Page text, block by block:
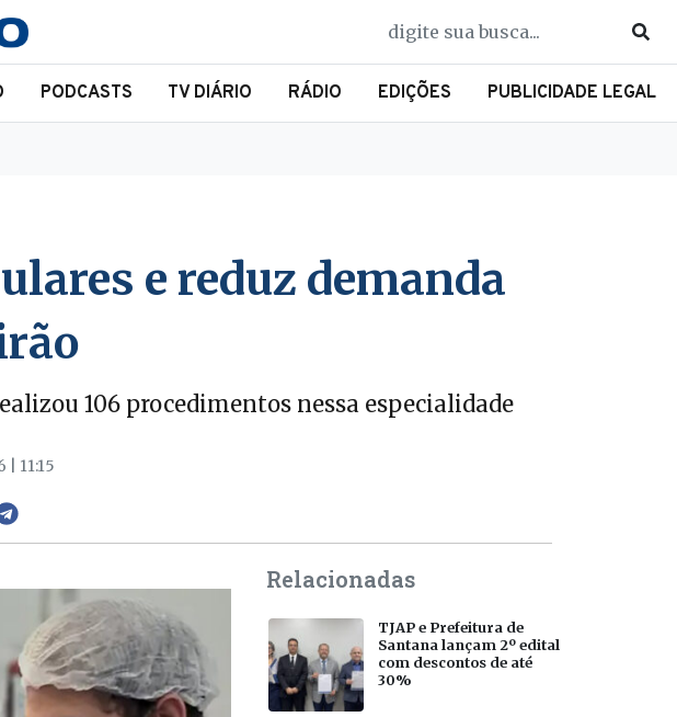
PODCASTS TV DIÁRIO RÁDIO EDIÇÕES PUBLICIDADE LEGAL
e reduz demanda
106 procedimentos nessa especialidade
| 11:15
Relacionadas
TJAP e Prefeitura de
Santana lançam 2º edital
com descontos de até
30%